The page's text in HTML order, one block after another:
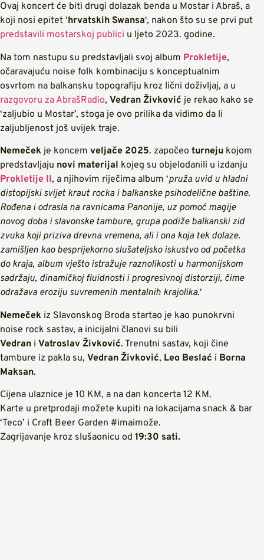
Ovaj koncert će biti drugi dolazak benda u Mostar i Abraš, a
koji nosi epitet ‘hrvatskih Swansa‘, nakon što su se prvi put
predstavili mostarskoj publici u ljeto 2023. godine.
Na tom nastupu su predstavljali svoj album Prokletije,
očaravajuću noise folk kombinaciju s konceptualnim
osvrtom na balkansku topografiju kroz lični doživljaj, a u
razgovoru za AbrašRadio, Vedran Živković je rekao kako se
‘zaljubio u Mostar’, stoga je ovo prilika da vidimo da li
zaljubljenost još uvijek traje.
Nemeček je koncem veljače 2025. započeo turneju kojom
predstavljaju novi materijal kojeg su objelodanili u izdanju
Prokletije II, a njihovim riječima album ‘pruža uvid u hladni
distopijski svijet kraut rocka i balkanske psihodelične baštine.
Rođena i odrasla na ravnicama Panonije, uz pomoć magije
novog doba i slavonske tambure, grupa podiže balkanski zid
zvuka koji priziva drevna vremena, ali i ona koja tek dolaze.
zamišljen kao besprijekorno slušateljsko iskustvo od početka
do kraja, album vješto istražuje raznolikosti u harmonijskom
sadržaju, dinamičkoj fluidnosti i progresivnoj distorziji, čime
odražava eroziju suvremenih mentalnih krajolika.‘
Nemeček iz Slavonskog Broda startao je kao punokrvni
noise rock sastav, a inicijalni članovi su bili
Vedran i Vatroslav Živković. Trenutni sastav, koji čine
tambure iz pakla su, Vedran Živković, Leo Beslać i Borna
Maksan.
Cijena ulaznice je 10 KM, a na dan koncerta 12 KM.
Karte u pretprodaji možete kupiti na lokacijama snack & bar
‘Teco’ i Craft Beer Garden #imaimože.
Zagrijavanje kroz slušaonicu od 19:30 sati.